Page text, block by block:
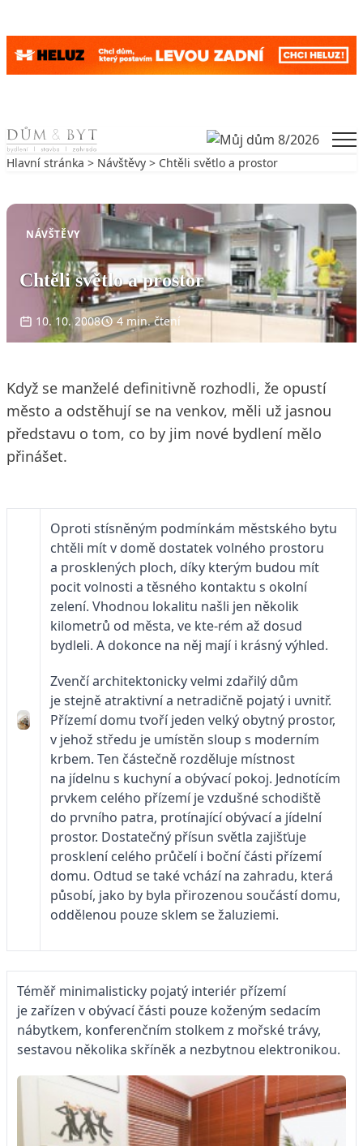
Skip to content
Hlavní stránka > Návštěvy > Chtěli světlo a prostor
NÁVŠTĚVY
Chtěli světlo a prostor
10. 10. 2008 4 min. čtení
Když se manželé definitivně rozhodli, že opustí
město a odstěhují se na venkov, měli už jasnou
představu o tom, co by jim nové bydlení mělo
přinášet.
Oproti stísněným podmínkám městského bytu
chtěli mít v domě dostatek volného prostoru
a prosklených ploch, díky kterým budou mít
pocit volnosti a těsného kontaktu s okolní
zelení. Vhodnou lokalitu našli jen několik
kilometrů od města, ve kte-rém až dosud
bydleli. A dokonce na něj mají i krásný výhled.
Zvenčí architektonicky velmi zdařilý dům
je stejně atraktivní a netradičně pojatý i uvnitř.
Přízemí domu tvoří jeden velký obytný prostor,
v jehož středu je umístěn sloup s moderním
krbem. Ten částečně rozděluje místnost
na jídelnu s kuchyní a obývací pokoj. Jednotícím
prvkem celého přízemí je vzdušné schodiště
do prvního patra, protínající obývací a jídelní
prostor. Dostatečný přísun světla zajišťuje
prosklení celého průčelí i boční části přízemí
domu. Odtud se také vchází na zahradu, která
působí, jako by byla přirozenou součástí domu,
oddělenou pouze sklem se žaluziemi.
Téměř minimalisticky pojatý interiér přízemí
je zařízen v obývací části pouze koženým sedacím
nábytkem, konferenčním stolkem z mořské trávy,
sestavou několika skříněk a nezbytnou elektronikou.